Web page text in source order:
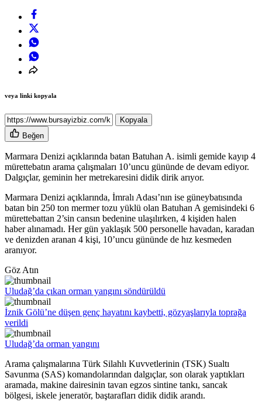
veya linki kopyala
Kopyala
Beğen
Marmara Denizi açıklarında batan Batuhan A. isimli gemide kayıp 4
mürettebatın arama çalışmaları 10’uncu gününde de devam ediyor.
Dalgıçlar, geminin her metrekaresini didik dirik arıyor.
Marmara Denizi açıklarında, İmralı Adası’nın ise güneybatısında
batan bin 250 ton mermer tozu yüklü olan Batuhan A gemisindeki 6
mürettebattan 2’sin cansın bedenine ulaşılırken, 4 kişiden halen
haber alınamadı. Her gün yaklaşık 500 personelle havadan, karadan
ve denizden aranan 4 kişi, 10’uncu gününde de hız kesmeden
aranıyor.
Göz Atın
Uludağ’da çıkan orman yangını söndürüldü
İznik Gölü’ne düşen genç hayatını kaybetti, gözyaşlarıyla toprağa
verildi
Uludağ’da orman yangını
Arama çalışmalarına Türk Silahlı Kuvvetlerinin (TSK) Sualtı
Savunma (SAS) komandolarından dalgıçlar, son olarak yaptıkları
aramada, makine dairesinin tavan egzos sintine tankı, sancak
bölgesi, iskele jeneratör, baştarafları didik didik arandı.